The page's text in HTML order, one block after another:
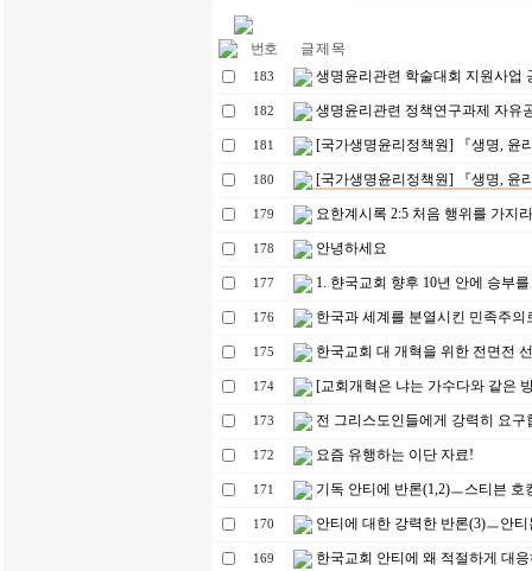
번호 글 제 목
183 생명윤리관련 학술대회 지원사업
182 생명윤리관련 정책연구과제 자유
181 [국가생명윤리정책원] 『생명, 윤
180 [국가생명윤리정책원] 『생명, 윤
179 요한계시록 2:5 처음 행위를 가지라
178 안녕하세요
177 1. 햔국교회 향후 10년 안에 승부
176 한국과 세계를 분열시킨 민족주
175 한국교회 대 개혁을 위한 전면전
174 [교회개혁은 냐는 가수다와 같은
173 전 그리스도인들에게 강력히 요
172 요즘 유행하는 이단 자료!
171 기독 안티에 반론(1,2)ㅡ스티븐 호
170 안티에 대한 강력한 반론(3)ㅡ안
169 한국교회 안티에 왜 적절하게 대